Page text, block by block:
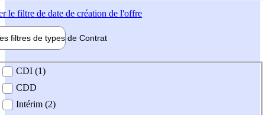
le filtre de date de création de l'offre
filtres de types de Contrat
contrat
CDI (1)
CDD
Intérim (2)